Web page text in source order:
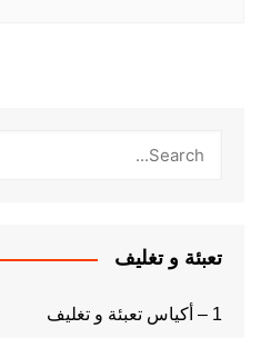
تعبئة و تغليف
1 – أكياس تعبئة و تغليف